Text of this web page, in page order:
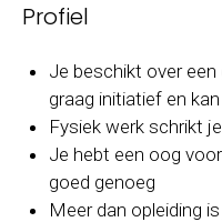
Profiel
Je beschikt over
graag initiatief en
Fysiek werk schrikt
Je hebt een oog
goed genoeg
Meer dan opleiding